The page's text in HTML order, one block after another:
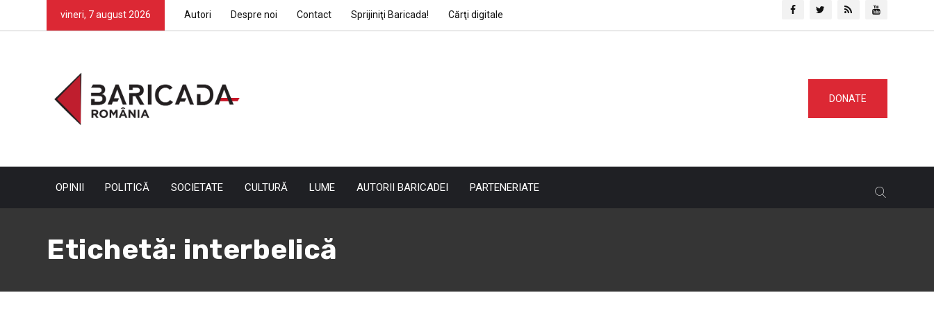
vineri, 7 august 2026 Autori Despre noi Contact Sprijiniţi Baricada! Cărţi digitale
DONATE
OPINII POLITICĂ SOCIETATE CULTURĂ LUME AUTORII BARICADEI PARTENERIATE
Etichetă: interbelică